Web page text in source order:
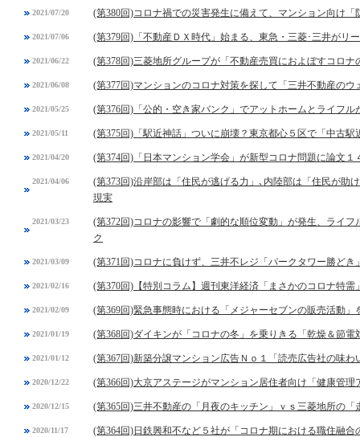
2021/07/20 (第380回)コロナ禍での災害発生に備えて、マンション向け「
2021/07/06 (第379回)「不動産ＤＸ時代」始まる、東急・三菱･三井がリ
2021/06/22 (第378回)三菱地所グループが「不動産売買におよぼすコロナ
2021/06/08 (第377回)マンションのコロナ対策を探して「三井不動産のウ
2021/05/25 (第376回)「公的・空き家バンク」でアットホームとライフル
2021/05/11 (第375回)「駅近神話」ついに崩壊？東京都心５区で「中古駅
2021/04/20 (第374回)「日本マンション学会」が新型コロナ問題に論文１
2021/04/06
(第373回)沿岸部は「住民が逃げる力」､内陸部は「住民が助
現実
2021/03/23
(第372回)コロナの影響で「劇的な順位変動」が発生、ライ
ク
2021/03/09 (第371回)コロナに負けず、三井不レジ「パークタワー勝どき
2021/02/16 (第370回)【特別コラム】週刊東洋経済「まさかのコロナ特
2021/02/09 (第369回)緊急事態時における「メジャーセブンの販売活動」
2021/01/19 (第368回)ダイキンが「コロナの冬」を乗りきる「乾燥＆節電
2021/01/12 (第367回)新築分譲マンション広告Ｎｏ１「読売広告社の味わ
2020/12/22 (第366回)大京アステージがマンション居住者向け「健康管理
2020/12/15 (第365回)三井不動産の「月夜のキッチン」ｖｓ三菱地所の「
2020/11/17 (第364回)日鉄興和不など５社が「コロナ期における職住融